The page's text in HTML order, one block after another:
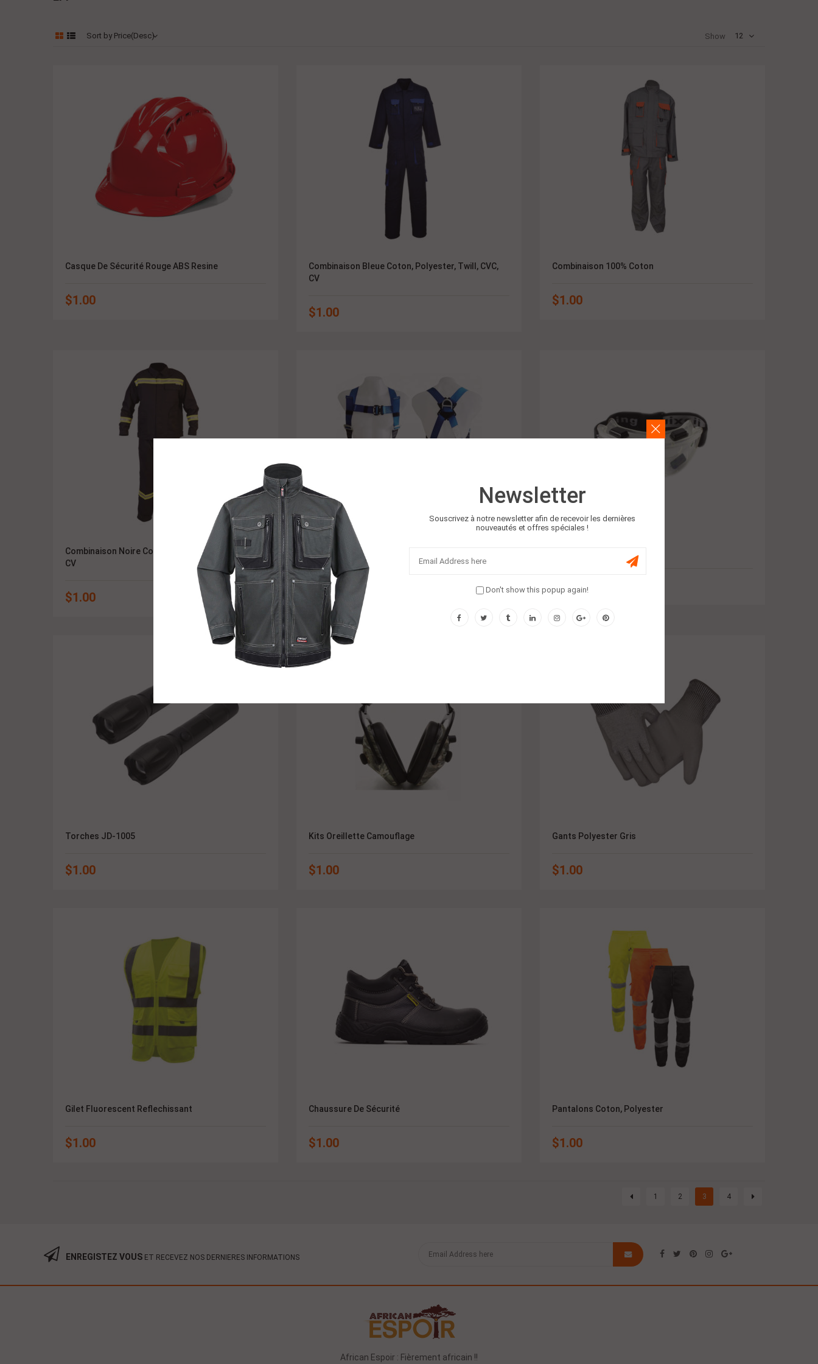
Sort by Price(Desc) Show 12
Casque De Sécurité Rouge ABS Resine
$1.00
Combinaison Bleue Coton, Polyester, Twill, CVC,
CV
$1.00
Combinaison 100% Coton
$1.00
Combinaison Noire Coton, Polyester, Twill, CVC,
CV
$1.00
Harnais De Sécurité
$1.00 $1.00
Torches JD-1005
$1.00
Kits Oreillette Camouflage
$1.00
Gants Polyester Gris
$1.00
Gilet Fluorescent Reflechissant
$1.00
Chaussure De Sécurité
$1.00
Pantalons Coton, Polyester
$1.00
1 2 3 4
ENREGISTEZ VOUS ET RECEVEZ NOS DERNIERES INFORMATIONS
African Espoir : Fièrement africain !!
Newsletter
Souscrivez à notre newsletter afin de recevoir les dernières
nouveautés et offres spéciales !
Don't show this popup again!